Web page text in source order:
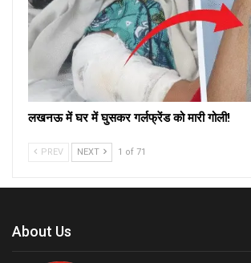
लखनऊ में घर में घुसकर गर्लफ्रेंड को मारी गोली!
PREV NEXT 1 of 71
About Us